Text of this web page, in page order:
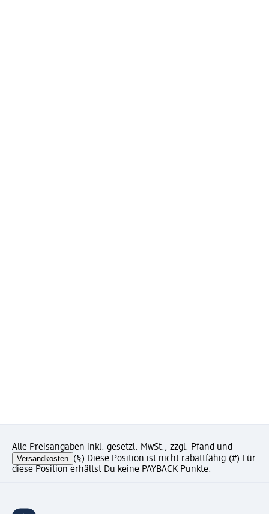
Alle Preisangaben inkl. gesetzl. MwSt., zzgl. Pfand und
Versandkosten (§) Diese Position ist nicht rabattfähig.(#) Für
diese Position erhältst Du keine PAYBACK Punkte.